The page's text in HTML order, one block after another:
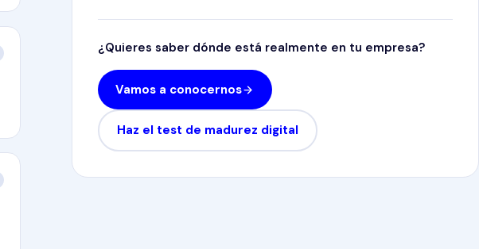
¿Quieres saber dónde está realmente en tu empresa?
Vamos a conocernos
Haz el test de madurez digital